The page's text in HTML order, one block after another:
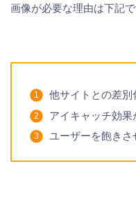
画像が必要な理由は下記で
他サイトとの差別
アイキャッチ効果
ユーザーを飽きさ